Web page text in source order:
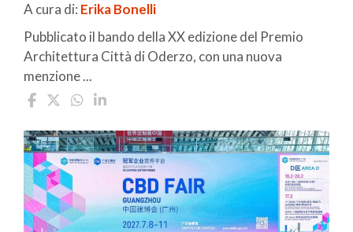
A cura di: Erika Bonelli
Pubblicato il bando della XX edizione del Premio
Architettura Città di Oderzo, con una nuova
menzione ...